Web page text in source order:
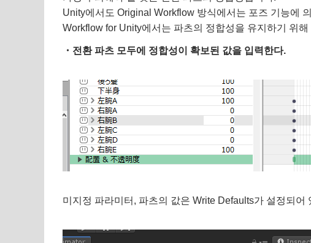
Unity에서도 Original Workflow 방식에서는 포즈 기능에
Workflow for Unity에서는 파츠의 정합성을 유지하기 위
・전환 파츠 모두에 정합성이 확보된 값을 입력한다.
미지정 파라미터, 파츠의 값은 Write Defaults가 설정되